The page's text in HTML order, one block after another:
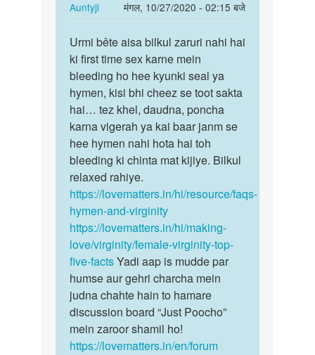
by
Auntyji
Auntyji
मंगल, 10/27/2020 - 02:15 बजे
In
reply
to
Mam
mene
kbhi
s**
nhi
kiya…
by
Urmi
Rana
Urmi
bête
aisa
bilkul
zaruri…
Urmi bête aisa bilkul zaruri nahi hai
ki first time sex karne mein
bleeding ho hee kyunki seal ya
hymen, kisi bhi cheez se toot sakta
hai… tez khel, daudna, poncha
karna vigerah ya kai baar janm se
hee hymen nahi hota hai toh
bleeding ki chinta mat kijiye. Bilkul
relaxed rahiye.
https://lovematters.in/hi/resource/faqs-
hymen-and-virginity
https://lovematters.in/hi/making-
love/virginity/female-virginity-top-
five-factsYadi aap is mudde par
humse aur gehri charcha mein
judna chahte hain to hamare
discussion board “Just Poocho”
mein zaroor shamil ho!
https://lovematters.in/en/forum